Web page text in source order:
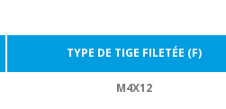
TYPE DE TIGE FILETÉE (F)
M4X12